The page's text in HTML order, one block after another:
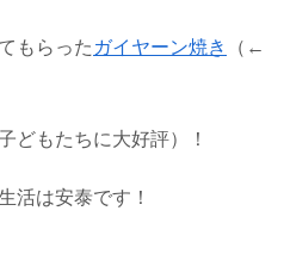
もらった ガイヤーン焼き
（←
どもたちに大好評）！
活は安泰です！